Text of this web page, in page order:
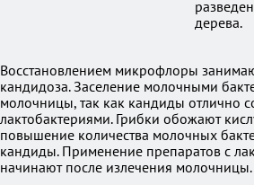
дерева.
Восстановлением микрофлоры
кандидоза. Заселение молочными
молочницы, так как кандиды отлично
лактобактериями. Грибки обожают
повышение количества молочных
кандиды. Применение препаратов с
начинают после излечения молочницы.